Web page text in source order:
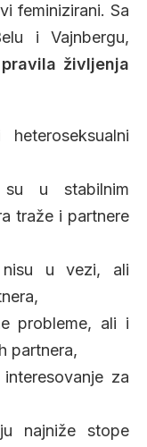
feminizirani. Sa
i Vajnbergu,
življenja
su u stabilnim
traže i partnere
nisu u vezi, ali
probleme, ali i
partnera,
za
najniže stope